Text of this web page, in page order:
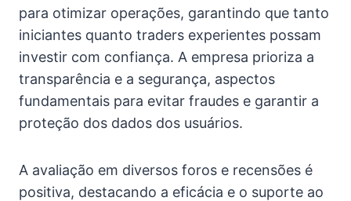
para otimizar operações, garantindo que tanto
iniciantes quanto traders experientes possam
investir com confiança. A empresa prioriza a
transparência e a segurança, aspectos
fundamentais para evitar fraudes e garantir a
proteção dos dados dos usuários.
A avaliação em diversos foros e recensões é
positiva, destacando a eficácia e o suporte ao